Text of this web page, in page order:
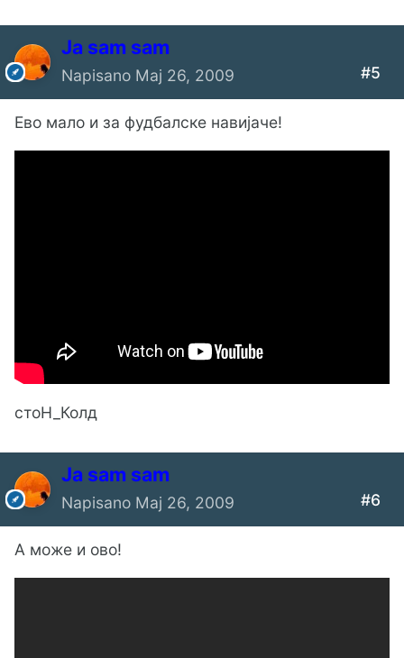
Ја sam sam
Napisano Maj 26, 2009 #5
Ево мало и за фудбалске навијаче!
стоН_Колд
Ја sam sam
Napisano Maj 26, 2009 #6
А може и ово!